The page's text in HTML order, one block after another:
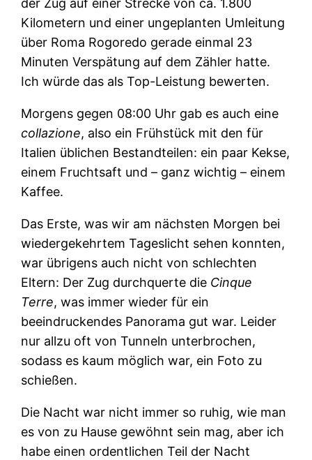
Kilometern und einer ungeplanten Umleitung
über Roma Rogoredo gerade einmal 23
Minuten Verspätung auf dem Zähler hatte.
Ich würde das als Top-Leistung bewerten.
Morgens gegen 08:00 Uhr gab es auch eine
collazione, also ein Frühstück mit den für
Italien üblichen Bestandteilen: ein paar Kekse,
einem Fruchtsaft und – ganz wichtig – einem
Kaffee.
Das Erste, was wir am nächsten Morgen bei
wiedergekehrtem Tageslicht sehen konnten,
war übrigens auch nicht von schlechten
Eltern: Der Zug durchquerte die Cinque
Terre, was immer wieder für ein
beeindruckendes Panorama gut war. Leider
nur allzu oft von Tunneln unterbrochen,
sodass es kaum möglich war, ein Foto zu
schießen.
Die Nacht war nicht immer so ruhig, wie man
es von zu Hause gewöhnt sein mag, aber ich
habe einen ordentlichen Teil der Nacht